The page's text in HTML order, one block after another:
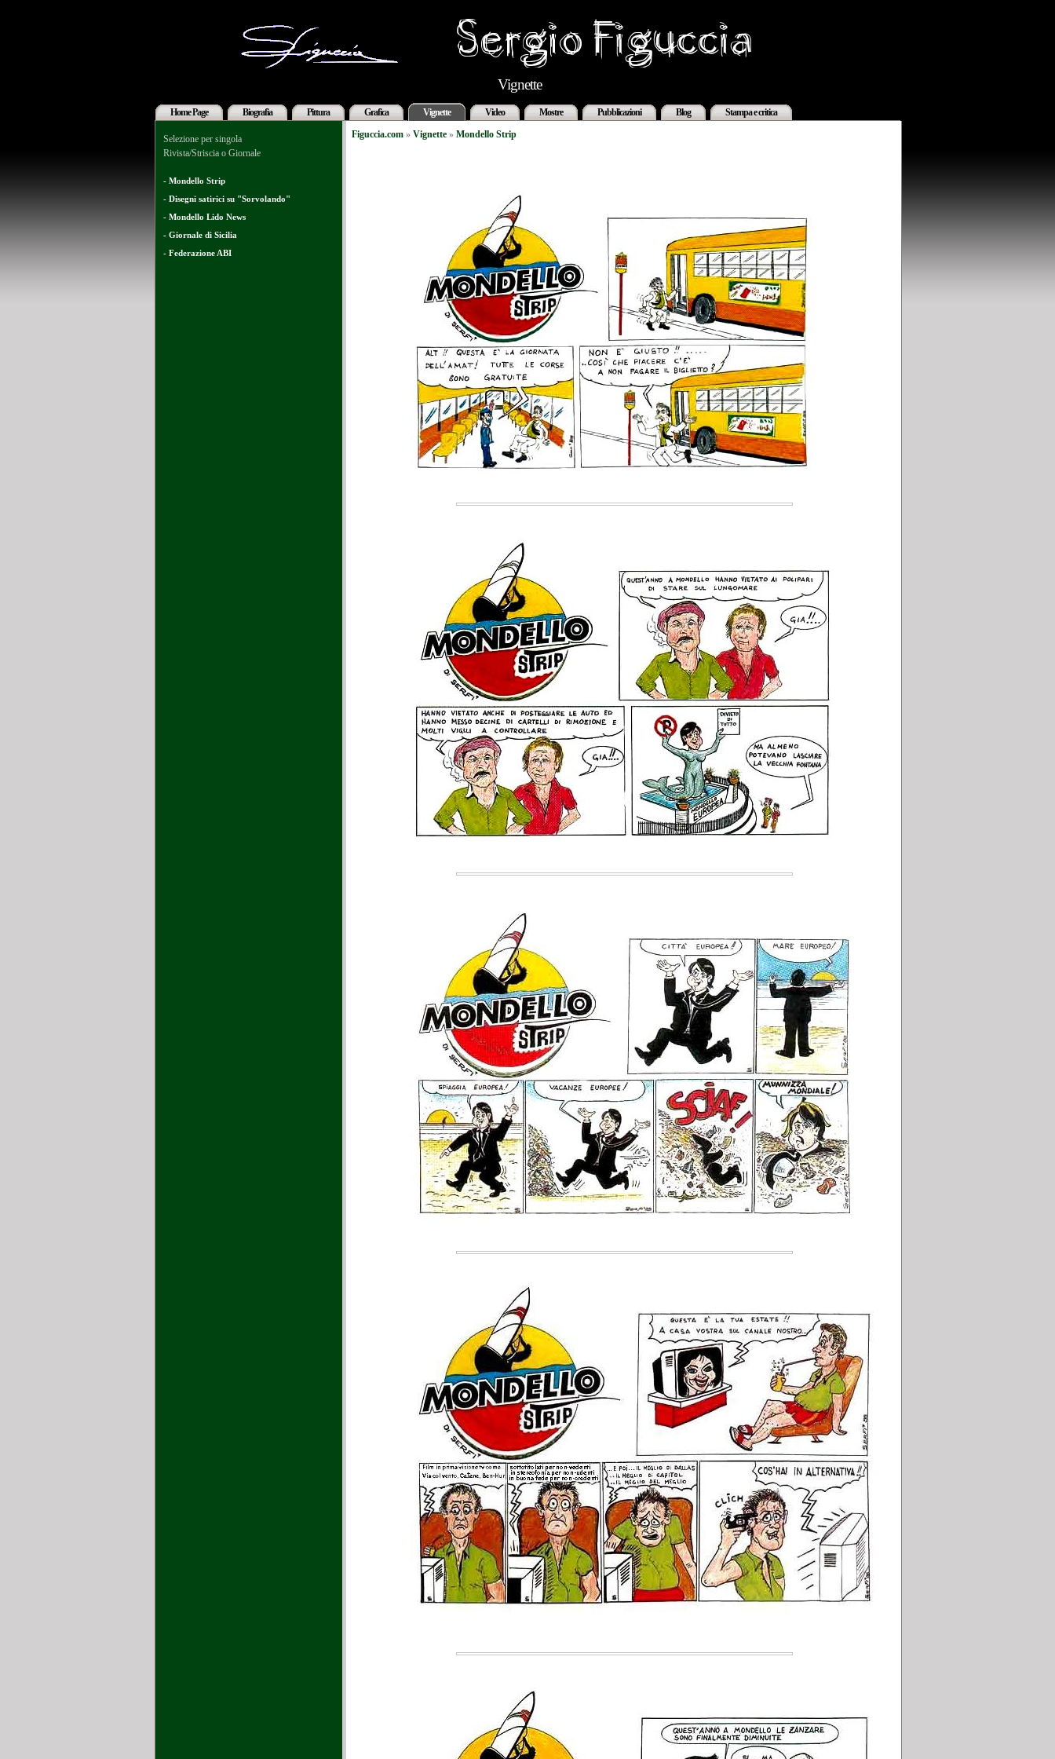
Vignette
Home Page Biografia Pittura Grafica Vignette Video Mostre Pubblicazioni Blog Stampa e critica
Figuccia.com » Vignette » Mondello Strip
Selezione per singola
Rivista/Striscia o Giornale
- Mondello Strip
- Disegni satirici su "Sorvolando"
- Mondello Lido News
- Giornale di Sicilia
- Federazione ABI